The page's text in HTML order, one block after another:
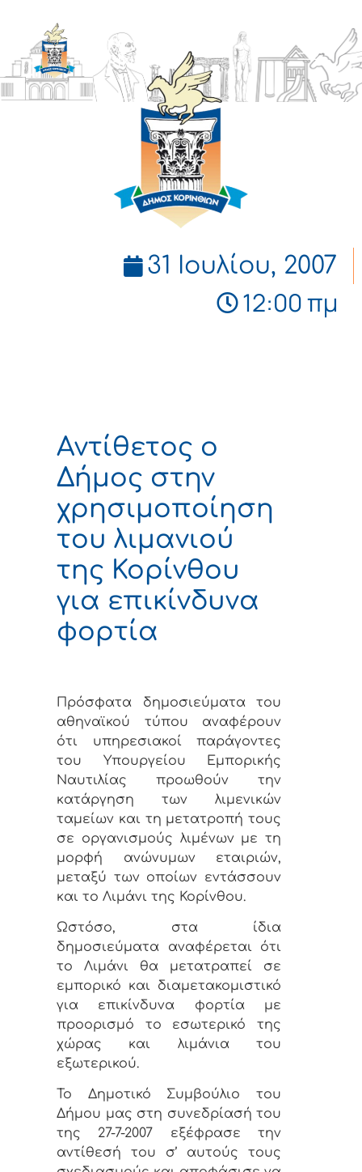
ΔΗΜΟΣ
ΚΟΡΙΝΘΙΩΝ
31 Ιουλίου, 2007
12:00 πμ
Αντίθετος ο
Δήμος στην
χρησιμοποίηση
του λιμανιού
της Κορίνθου
για επικίνδυνα
φορτία
Πρόσφατα δημοσιεύματα του
αθηναϊκού τύπου αναφέρουν
ότι υπηρεσιακοί παράγοντες
του Υπουργείου Εμπορικής
Ναυτιλίας προωθούν την
κατάργηση των λιμενικών
ταμείων και τη μετατροπή τους
σε οργανισμούς λιμένων με τη
μορφή ανώνυμων εταιριών,
μεταξύ των οποίων εντάσσουν
και το Λιμάνι της Κορίνθου.
Ωστόσο, στα ίδια
δημοσιεύματα αναφέρεται ότι
το Λιμάνι θα μετατραπεί σε
εμπορικό και διαμετακομιστικό
για επικίνδυνα φορτία με
προορισμό το εσωτερικό της
χώρας και λιμάνια του
εξωτερικού.
Το Δημοτικό Συμβούλιο του
Δήμου μας στη συνεδρίασή του
της 27-7-2007 εξέφρασε την
αντίθεσή του σ’ αυτούς τους